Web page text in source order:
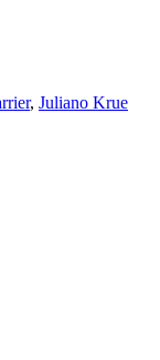
, Juliano Krue